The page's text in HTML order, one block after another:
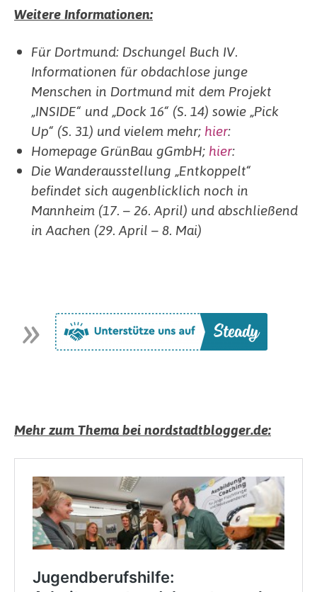
Weitere Informationen:
Für Dortmund: Dschungel Buch IV.
Informationen für obdachlose junge
Menschen in Dortmund mit dem Projekt
„INSIDE“ und „Dock 16“ (S. 14) sowie „Pick
Up“ (S. 31) und vielem mehr; hier:
Homepage GrünBau gGmbH; hier:
Die Wanderausstellung „Entkoppelt“
befindet sich augenblicklich noch in
Mannheim (17. – 26. April) und abschließend
in Aachen (29. April – 8. Mai)
Mehr zum Thema bei nordstadtblogger.de: